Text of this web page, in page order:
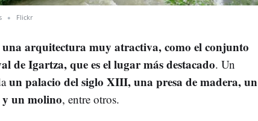
Flickr
una arquitectura muy atractiva, como el conjunto
de Igartza, que es el lugar más destacado. Un
un palacio del siglo XIII, una presa de madera, un
un molino, entre otros.